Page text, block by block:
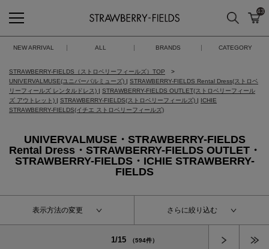
STRAWBERRY-FIELDS
検索 カ
43
NEW ARRIVAL ALL BRANDS CATEGORY
STRAWBERRY-FIELDS（ストロベリーフィールズ）TOP
UNIVERVALMUSE(ユニバーバルミューズ) | STRAWBERRY-FIELDS Rental Dress(ストロベ
リーフィールズ レンタルドレス) | STRAWBERRY-FIELDS OUTLET(ストロベリーフィール
ズ アウトレット) | STRAWBERRY-FIELDS(ストロベリーフィールズ) | ICHIE
STRAWBERRY-FIELDS(イチエ ストロベリーフィールズ)
UNIVERVALMUSE・STRAWBERRY-FIELDS
Rental Dress・STRAWBERRY-FIELDS OUTLET・
STRAWBERRY-FIELDS・ICHIE STRAWBERRY-
FIELDS
表示方法の変更 さらに絞り込む
1/15 （594件）